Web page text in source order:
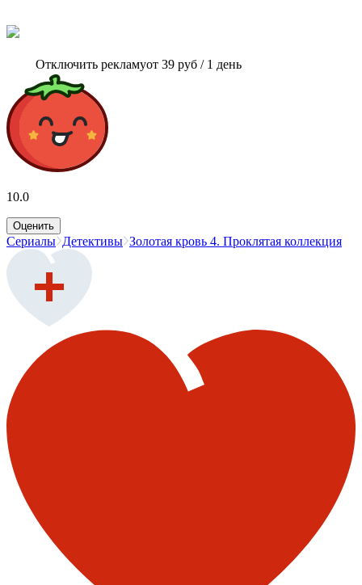
Отключить рекламуот 39 руб / 1 день
10.0
Оценить
Сериалы Детективы Золотая кровь 4. Проклятая коллекция